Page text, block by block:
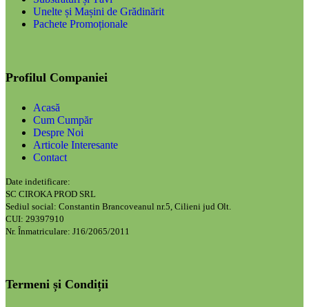
Unelte și Mașini de Grădinărit
Pachete Promoționale
Profilul Companiei
Acasă
Cum Cumpăr
Despre Noi
Articole Interesante
Contact
Date indetificare:
SC CIROKA PROD SRL
Sediul social: Constantin Brancoveanul nr.5, Cilieni jud Olt.
CUI: 29397910
Nr. Înmatriculare: J16/2065/2011
Termeni și Condiții